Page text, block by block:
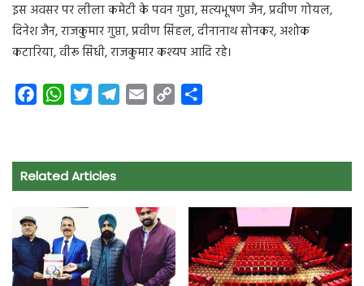
इस अवसर पर लीला कमेटी के पवन गुप्ता, सत्यभूषण जैन, प्रवीण गोयल,
दिनेश जैन, राजकुमार गुप्ता, प्रवीण सिंहल, दीनानाथ सोनकर, अशोक
कटारिया, वीरू सिंधी, राजकुमार कश्यप आदि रहे।
e
b
o
k
W
t
s
p
p
t
t
e
m
i
y
k
r
Related Articles